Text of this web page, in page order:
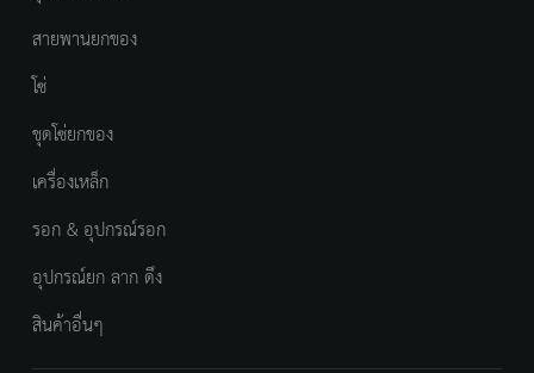
สายพานยกของ
โซ่
ชุดโซ่ยกของ
เครื่องเหล็ก
รอก & อุปกรณ์รอก
อุปกรณ์ยก ลาก ดึง
สินค้าอื่นๆ